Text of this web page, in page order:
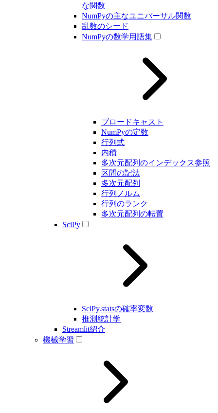
な関数
NumPyの主なユニバーサル関数
乱数のシード
NumPyの数学用語集
ブロードキャスト
NumPyの定数
行列式
内積
多次元配列のインデックス参照
区間の記法
多次元配列
行列ノルム
行列のランク
多次元配列の転置
SciPy
SciPy.statsの確率変数
推測統計学
Streamlit紹介
機械学習